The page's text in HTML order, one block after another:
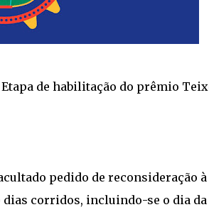
Etapa de habilitação do prêmio
pedido de reconsideração
corridos, incluindo-se o dia